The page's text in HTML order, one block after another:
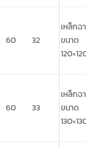
60 32
เหล็กฉ
ขนาด
60 33
เหล็กฉ
ขนาด